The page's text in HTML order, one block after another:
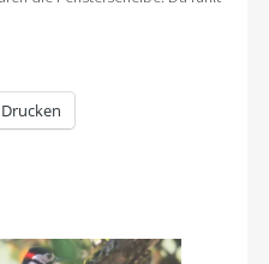
Drucken